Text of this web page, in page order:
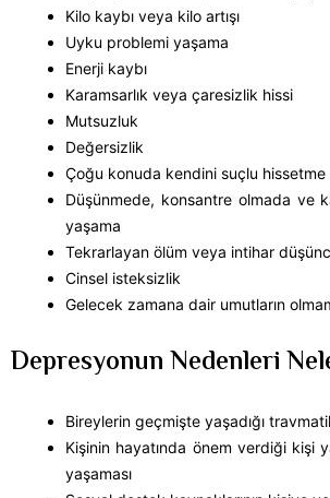
Kilo kaybı veya kilo artışı
Uyku problemi yaşama
Enerji kaybı
Karamsarlık veya çaresizlik hissi
Mutsuzluk
Değersizlik
Çoğu konuda kendini suçlu hissetme
Düşünmede, konsantre olmada ve
yaşama
Tekrarlayan ölüm veya intihar
Cinsel isteksizlik
Gelecek zamana dair umutların
Depresyonun Nedenleri
Bireylerin geçmişte yaşadığı
Kişinin hayatında önem verdiği kişi
yaşaması